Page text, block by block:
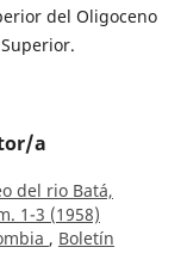
del Oligoceno
a
del rio Batá,
1-3 (1958)
, Boletín